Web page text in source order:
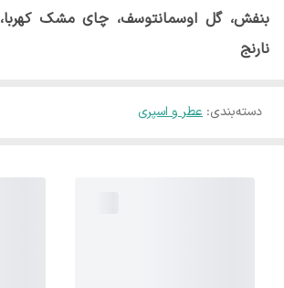
بنفش، گل اوسمانتوسف، چای مشک
نارنج
دسته‌بندی: عطر و اسپری